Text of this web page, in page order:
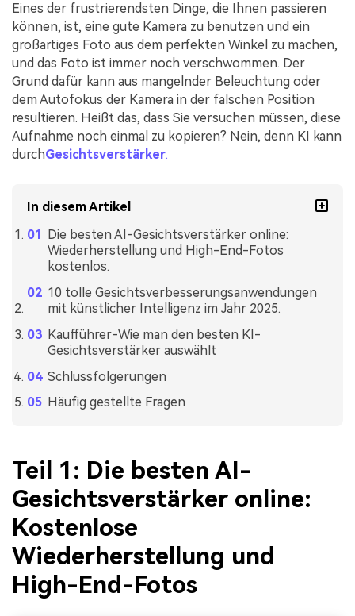
Eines der frustrierendsten Dinge, die Ihnen passieren
können, ist, eine gute Kamera zu benutzen und ein
großartiges Foto aus dem perfekten Winkel zu machen,
und das Foto ist immer noch verschwommen. Der
Grund dafür kann aus mangelnder Beleuchtung oder
dem Autofokus der Kamera in der falschen Position
resultieren. Heißt das, dass Sie versuchen müssen, diese
Aufnahme noch einmal zu kopieren? Nein, denn KI kann
durchGesichtsverstärker.
In diesem Artikel
Die besten AI-Gesichtsverstärker online:
Wiederherstellung und High-End-Fotos
kostenlos.
10 tolle Gesichtsverbesserungsanwendungen
mit künstlicher Intelligenz im Jahr 2025.
Kaufführer-Wie man den besten KI-
Gesichtsverstärker auswählt
Schlussfolgerungen
Häufig gestellte Fragen
Teil 1: Die besten AI-
Gesichtsverstärker online:
Kostenlose
Wiederherstellung und
High-End-Fotos